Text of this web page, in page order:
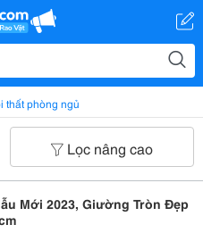
thất phòng ngủ
Lọc nâng cao
Mới 2023, Giường Tròn Đẹp